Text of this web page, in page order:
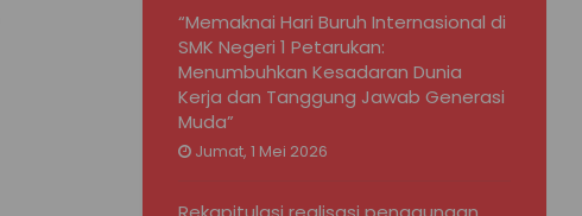
“Memaknai Hari Buruh Internasional di
SMK Negeri 1 Petarukan:
Menumbuhkan Kesadaran Dunia
Kerja dan Tanggung Jawab Generasi
Muda”
Jumat, 1 Mei 2026